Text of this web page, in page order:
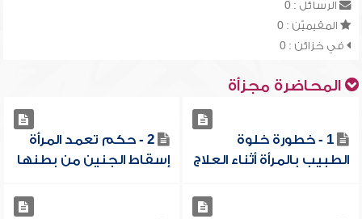
الرسائل : 0
المقيميّن : 0
في خزائن : 0
المحاضرة مجزأة
1 - خطورة خلوة
الطبيب بالمرأة أثناء العلاج
2 - حكم تعمد المرأة
إسقاط الجنين من بطنها